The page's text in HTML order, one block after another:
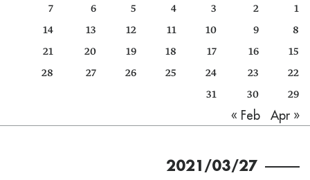
الأرشيف
1
2
3
4
5
6
7
8
9
10
11
12
13
14
15
16
17
18
19
20
21
22
23
24
25
26
27
28
29
30
31
« Feb
Apr »
2021/03/27